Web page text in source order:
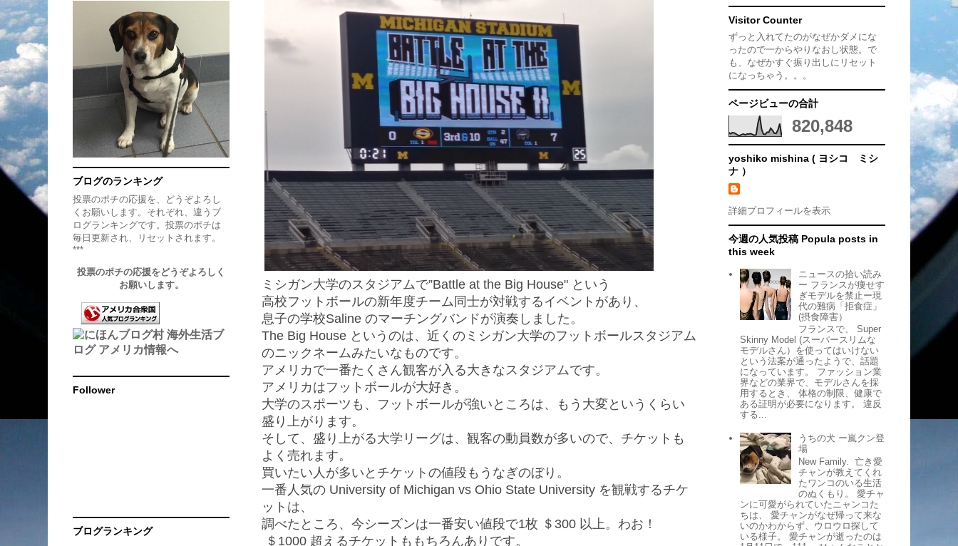
ミシガン大学のスタジアムで”Battle at the Big House" という
高校フットボールの新年度チーム同士が対戦するイベントがあり、
息子の学校Saline のマーチングバンドが演奏しました。
The Big House というのは、近くのミシガン大学のフットボールスタジアム
のニックネームみたいなものです。
アメリカで一番たくさん観客が入る大きなスタジアムです。
アメリカはフットボールが大好き。
大学のスポーツも、フットボールが強いところは、もう大変というくらい
盛り上がります。
そして、盛り上がる大学リーグは、観客の動員数が多いので、チケットも
よく売れます。
買いたい人が多いとチケットの値段もうなぎのぼり。
一番人気の University of Michigan vs Ohio State University を観戦するチケ
ットは、
調べたところ、今シーズンは一番安い値段で1枚 ＄300 以上。わお！
＄1000 超えるチケットももちろんありです。
ブログのランキング
投票のポチの応援を、どうぞよろし
くお願いします。それぞれ、違うブ
ログランキングです。投票のポチは
毎日更新され、リセットされます。
***
投票のポチの応援をどうぞよろしく
お願いします。
Follower
ブログランキング
Visitor Counter
ずっと入れてたのがなぜかダメにな
ったので一からやりなおし状態。で
も、なぜかすぐ振り出しにリセット
になっちゃう。。。
ページビューの合計
820,848
yoshiko mishina ( ヨシコ ミシ
ナ ）
詳細プロフィールを表示
今週の人気投稿 Popula posts in
this week
ニュースの拾い読み
ー フランスが痩せす
ぎモデルを禁止ー現
代の難病「拒食症」
(摂食障害）
フランスで、 Super
Skinny Model (スーパースリムな
モデルさん）を使ってはいけない
という法案が通ったようで、話題
になっています。 ファッション業
界などの業界で、モデルさんを採
用するとき、 体格の制限、健康で
ある証明が必要になります。 違反
する...
うちの犬 ー嵐クン登
場
New Family. 亡き愛
チャンが教えてくれ
たワンコのいる生活
のぬくもり。 愛チャ
ンに可愛がられていたニャンコた
ちは、 愛チャンがなぜ帰って来な
いのかわからず、ウロウロ探して
いる様子。 愛チャンが逝ったのは